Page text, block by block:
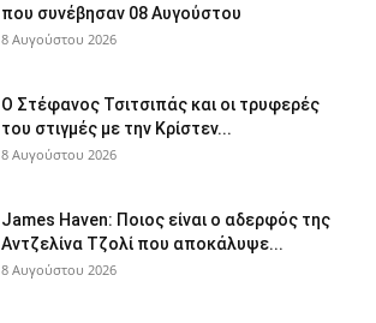
που συνέβησαν 08 Αυγούστου
8 Αυγούστου 2026
Ο Στέφανος Τσιτσιπάς και οι τρυφερές
του στιγμές με την Κρίστεν...
8 Αυγούστου 2026
James Haven: Ποιος είναι ο αδερφός της
Αντζελίνα Τζολί που αποκάλυψε...
8 Αυγούστου 2026